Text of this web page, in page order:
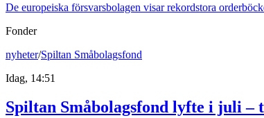
De europeiska försvarsbolagen visar rekordstora
Fonder
nyheter/Spiltan Småbolagsfond
Idag, 14:51
Spiltan Småbolagsfond lyfte i juli –